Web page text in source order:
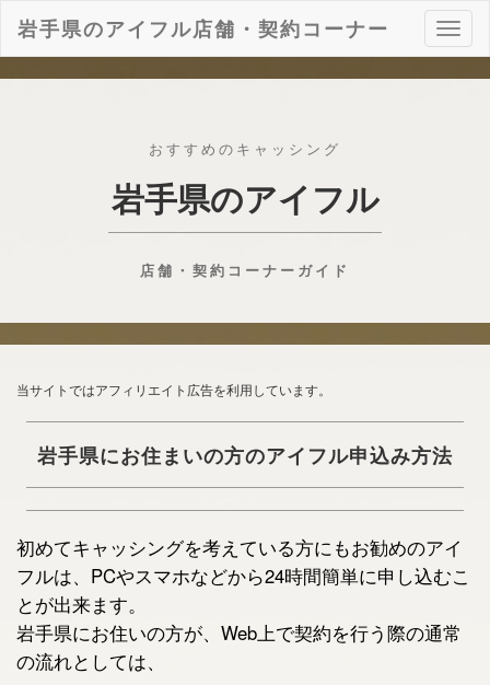
ナ
ビ
ゲ
岩手県のアイフル店舗・契約コーナー
おすすめのキャッシング
岩手県のアイフル
店舗・契約コーナーガイド
当サイトではアフィリエイト広告を利用しています。
岩手県にお住まいの方のアイフル申込み方法
初めてキャッシングを考えている方にもお勧めのアイ
フルは、PCやスマホなどから24時間簡単に申し込むこ
とが出来ます。
岩手県にお住いの方が、Web上で契約を行う際の通常
の流れとしては、